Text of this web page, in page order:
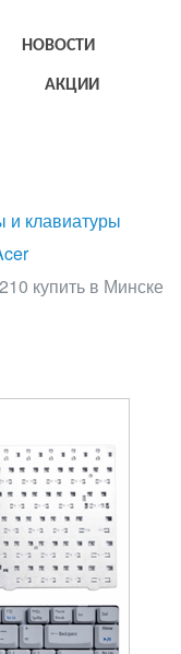
НОВОСТИ
АКЦИИ
и клавиатуры
купить в Минске